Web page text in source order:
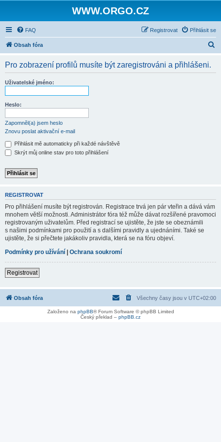
WWW.ORGO.CZ
FAQ Přihlásit se
Registrovat
Obsah fóra
Pro zobrazení profilů musíte být zaregistrováni a přihlášeni.
Uživatelské jméno:
Heslo:
Zapomněl(a) jsem heslo
Znovu poslat aktivační e-mail
Přihlásit mě automaticky při každé návštěvě
Skrýt můj online stav pro toto přihlášení
REGISTROVAT
Pro přihlášení musíte být registrován. Registrace trvá jen pár vteřin a dává vám
mnohem větší možnosti. Administrátor fóra též může dávat rozšířené pravomoci
registrovaným uživatelům. Před registrací se ujistěte, že jste se obeznámili
s našimi podmínkami pro použití a s dalšími pravidly a ujednáními. Také se
ujistěte, že si přečtete jakákoliv pravidla, která se na fóru objeví.
Podmínky pro užívání | Ochrana soukromí
Registrovat
Obsah fóra Všechny časy jsou v UTC+02:00
Založeno na phpBB® Forum Software © phpBB Limited
Český překlad – phpBB.cz